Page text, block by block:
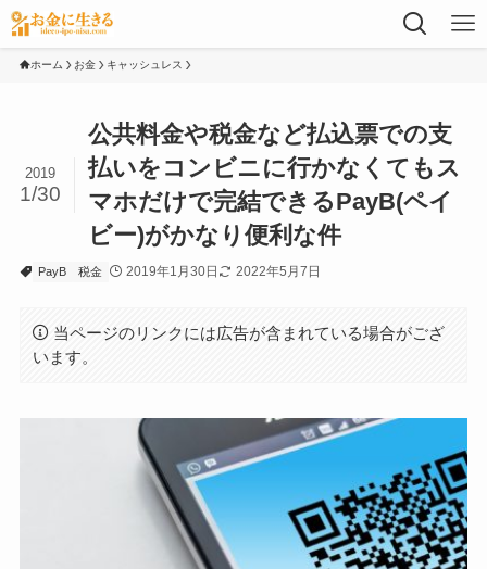
ホーム お金 キャッシュレス
公共料金や税金など払込票での支
払いをコンビニに行かなくてもス
マホだけで完結できるPayB(ペイ
ビー)がかなり便利な件
2019
1/30
PayB 税金 2019年1月30日 2022年5月7日
当ページのリンクには広告が含まれている場合がござ
います。